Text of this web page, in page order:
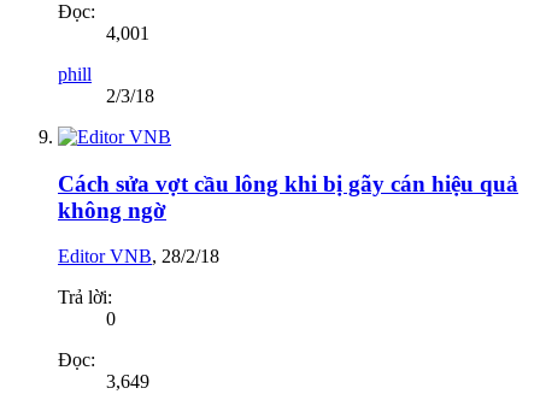
Đọc:
4,001
phill
2/3/18
Cách sửa vợt cầu lông khi bị gãy cán hiệu quả
không ngờ
Editor VNB, 28/2/18
Trả lời:
0
Đọc:
3,649